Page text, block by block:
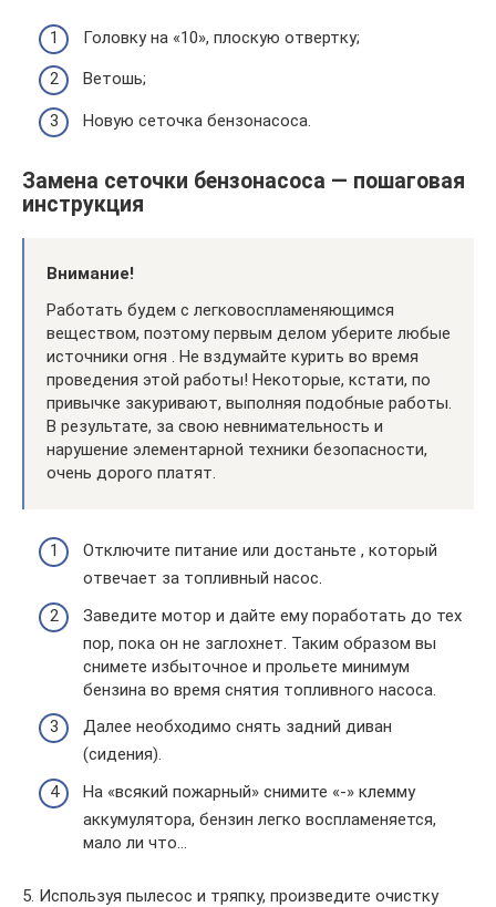
Головку на «10», плоскую отвертку;
Ветошь;
Новую сеточка бензонасоса.
Замена сеточки бензонасоса — пошаговая
инструкция
Внимание!
Работать будем с легковоспламеняющимся
веществом, поэтому первым делом уберите любые
источники огня . Не вздумайте курить во время
проведения этой работы! Некоторые, кстати, по
привычке закуривают, выполняя подобные работы.
В результате, за свою невнимательность и
нарушение элементарной техники безопасности,
очень дорого платят.
Отключите питание или достаньте , который
отвечает за топливный насос.
Заведите мотор и дайте ему поработать до тех
пор, пока он не заглохнет. Таким образом вы
снимете избыточное и прольете минимум
бензина во время снятия топливного насоса.
Далее необходимо снять задний диван
(сидения).
На «всякий пожарный» снимите «-» клемму
аккумулятора, бензин легко воспламеняется,
мало ли что…
5. Используя пылесос и тряпку, произведите очистку